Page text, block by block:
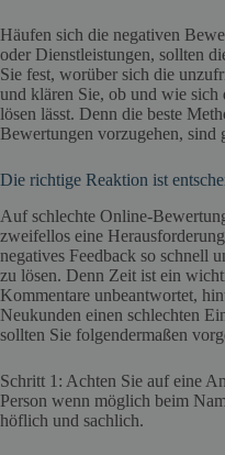
Häufen sich die negativen
oder Dienstleistungen, sollten
Sie fest, worüber sich die
und klären Sie, ob und wie sich
lösen lässt. Denn die beste
Bewertungen vorzugehen, sind
Die richtige Reaktion ist
Auf schlechte Online-
zweifellos eine
negatives Feedback so schnell
zu lösen. Denn Zeit ist ein
Kommentare unbeantwortet,
Neukunden einen schlechten
sollten Sie folgendermaßen
Schritt 1: Achten Sie auf eine
Person wenn möglich beim
höflich und sachlich.